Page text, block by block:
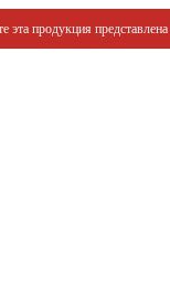
продукция